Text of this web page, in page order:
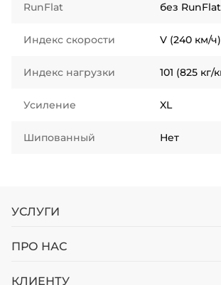
RunFlat без RunFlat
Индекс скорости V (240 км/ч)
Индекс нагрузки 101 (825 кг/
Усиление XL
Шипованный Нет
УСЛУГИ
ПРО НАС
КЛИЕНТУ